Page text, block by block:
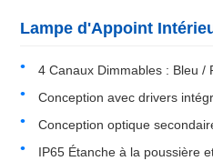
Lampe d'Appoint
4 Canaux Dimmables : Bleu /
Conception avec drivers
Conception optique
IP65 Étanche à la poussière